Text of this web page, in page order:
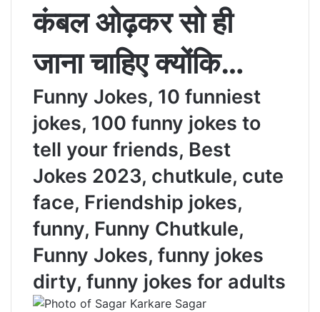
कंबल ओढ़कर सो ही
जाना चाहिए क्‍योंकि…
Funny Jokes, 10 funniest
jokes, 100 funny jokes to
tell your friends, Best
Jokes 2023, chutkule, cute
face, Friendship jokes,
funny, Funny Chutkule,
Funny Jokes, funny jokes
dirty, funny jokes for adults
Sagar